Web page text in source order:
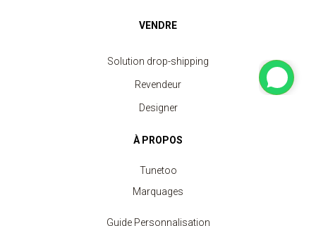
VENDRE
Solution drop-shipping
Revendeur
Designer
À PROPOS
Tunetoo
Marquages
Guide Personnalisation